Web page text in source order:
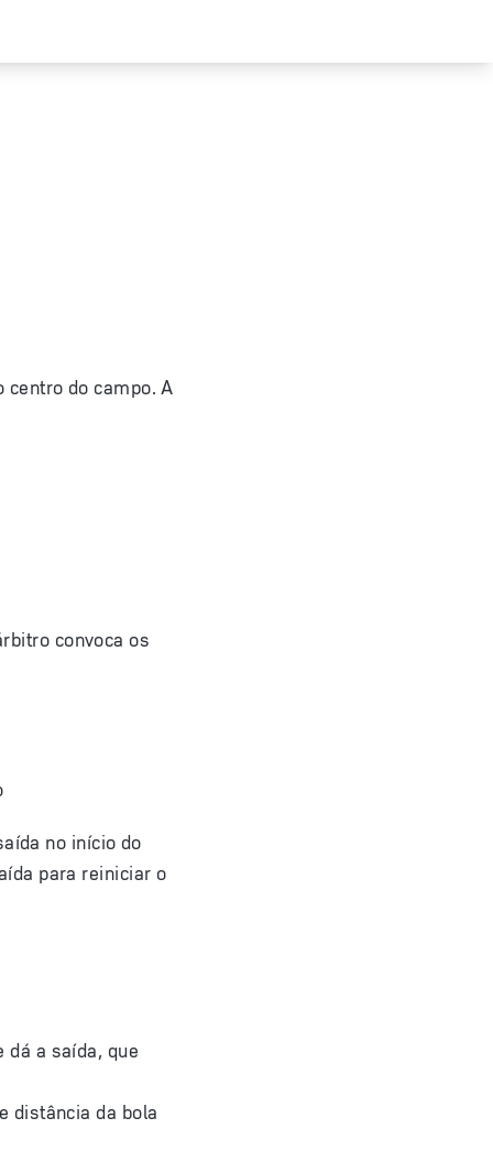
centro do campo. A
convoca os
no início do
para reiniciar o
dá a saída, que
distância da bola